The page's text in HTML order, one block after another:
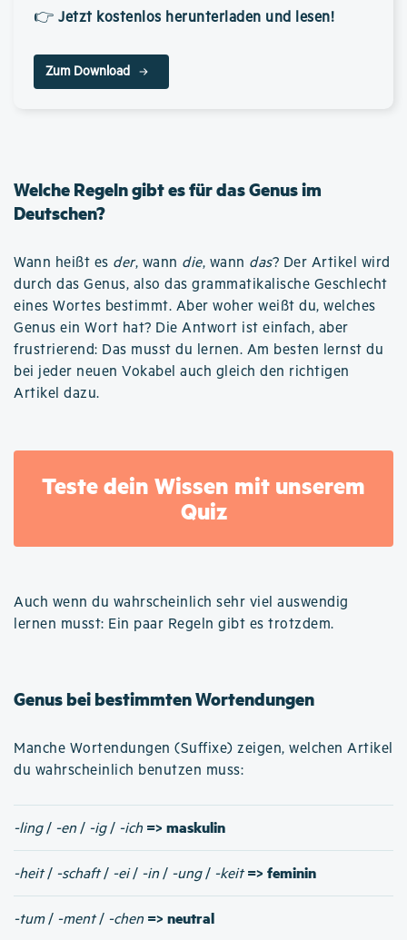
👉 Jetzt kostenlos herunterladen und lesen!
Zum Download
Welche Regeln gibt es für das Genus im
Deutschen?
Wann heißt es der, wann die, wann das? Der Artikel wird
durch das Genus, also das grammatikalische Geschlecht
eines Wortes bestimmt. Aber woher weißt du, welches
Genus ein Wort hat? Die Antwort ist einfach, aber
frustrierend: Das musst du lernen. Am besten lernst du
bei jeder neuen Vokabel auch gleich den richtigen
Artikel dazu.
Teste dein Wissen mit unserem
Quiz
Auch wenn du wahrscheinlich sehr viel auswendig
lernen musst: Ein paar Regeln gibt es trotzdem.
Genus bei bestimmten Wortendungen
Manche Wortendungen (Suffixe) zeigen, welchen Artikel
du wahrscheinlich benutzen muss:
-ling/ -en / -ig/ -ich => maskulin
-heit/ -schaft/ -ei/ -in / -ung/ -keit => feminin
-tum/ -ment/ -chen => neutral